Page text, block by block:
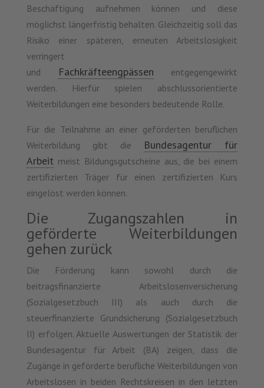
Beschäftigung aufnehmen können und diese
möglichst längerfristig behalten. Gleichzeitig soll das
Risiko einer späteren, erneuten Arbeitslosigkeit
verringert
und
Fachkräfteengpässen
entgegengewirkt
werden. Hierfür spielen abschlussorientierte
Weiterbildungen eine besonders bedeutende Rolle.
Für die Teilnahme an einer geförderten beruflichen
Weiterbildung gibt die
Bundesagentur für
Arbeit meist Bildungsgutscheine aus, die bei einem
zertifizierten Träger für einen zertifizierten Kurs
eingelöst werden können.
Die Zugangszahlen in
geförderte Weiterbildungen
gehen zurück
Die Förderung kann sowohl durch die
beitragsfinanzierte Arbeitslosenversicherung
(Sozialgesetzbuch III) als auch durch die
steuerfinanzierte Grundsicherung (Sozialgesetzbuch
II) erfolgen. Aktuelle Auswertungen der Statistik der
Bundesagentur für Arbeit (BA) zeigen, dass die
Zugänge in geförderte berufliche Weiterbildungen von
Arbeitslosen in beiden Rechtskreisen in den letzten